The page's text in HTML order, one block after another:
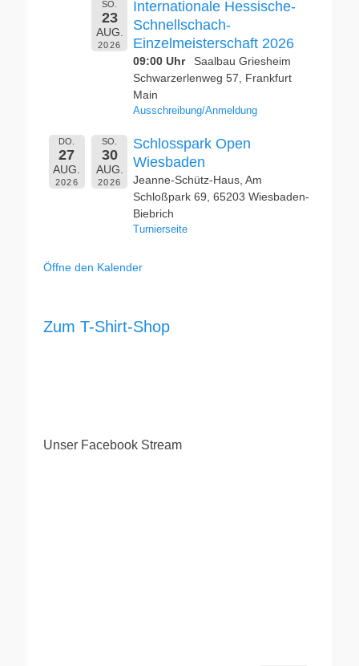
SO.
23
AUG.
2026
Internationale Hessische-
Schnellschach-
Einzelmeisterschaft 2026
09:00 Uhr
Saalbau Griesheim
Schwarzerlenweg 57, Frankfurt
Main
Ausschreibung/Anmeldung
DO.
27
AUG.
2026
SO.
30
AUG.
2026
Schlosspark Open
Wiesbaden
Jeanne-Schütz-Haus, Am
Schloßpark 69, 65203 Wiesbaden-
Biebrich
Turnierseite
Öffne den Kalender
Zum T-Shirt-Shop
Unser Facebook Stream